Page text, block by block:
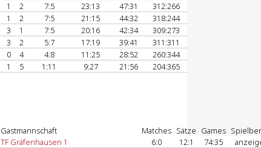
1 2 7:5 23:13 47:31
312:266
1 2 7:5 21:15 44:32
318:244
3 1 7:5 20:16 42:34
309:273
3 2 5:7 17:19 39:41
311:311
0 4 4:8 11:25 28:52
260:344
1 5 1:11 9:27 21:56 204:365
Gastmannschaft Matches Sätze Games
TF Gräfenhausen 1 6:0 12:1 74:35